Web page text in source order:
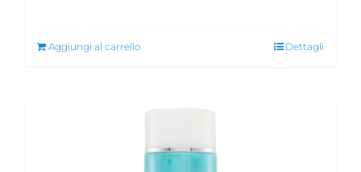
Aggiungi al carrello Dettagli